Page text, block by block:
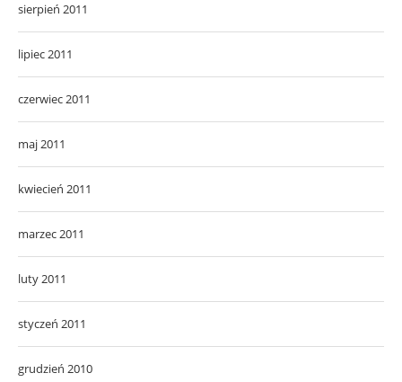
sierpień 2011
lipiec 2011
czerwiec 2011
maj 2011
kwiecień 2011
marzec 2011
luty 2011
styczeń 2011
grudzień 2010